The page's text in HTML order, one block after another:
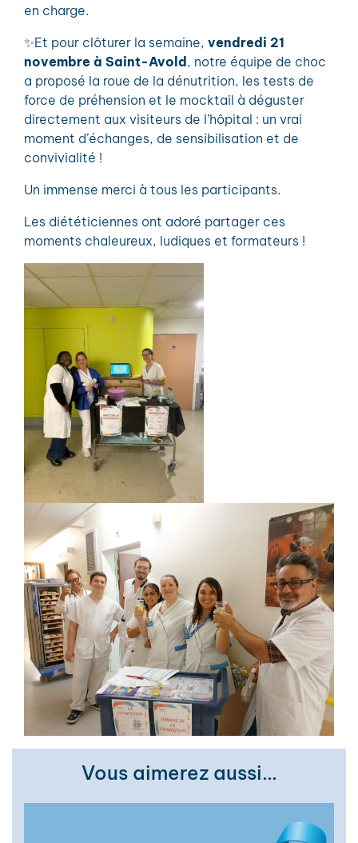
en charge.
✨Et pour clôturer la semaine, vendredi 21
novembre à Saint-Avold , notre équipe de choc
a proposé la roue de la dénutrition, les tests de
force de préhension et le mocktail à déguster
directement aux visiteurs de l’hôpital : un vrai
moment d’échanges, de sensibilisation et de
convivialité !
Un immense merci à tous les participants.
Les diététiciennes ont adoré partager ces
moments chaleureux, ludiques et formateurs !
Vous aimerez aussi…